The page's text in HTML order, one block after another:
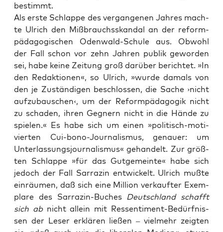
bestimmt.
Als ers­te Schlap­pe des ver­gan­ge­nen Jah­res mach­
te Ulrich den Miß­brauchs­skan­dal an der reform­
päd­ago­gi­schen Oden­wald-Schu­le aus. Obwohl
der Fall schon vor zehn Jah­ren publik gewor­den
sei, habe kei­ne Zei­tung groß dar­über berich­tet. »In
den Redak­tio­nen«, so Ulrich, »wur­de damals von
den je Zustän­di­gen beschlos­sen, die Sache ›nicht
auf­zu­bau­schen‹, um der Reform­päd­ago­gik nicht
zu scha­den, ihren Geg­nern nicht in die Hän­de zu
spie­len.« Es habe sich um einen »poli­tisch-moti­
vier­ten Cui-bono-Jour­na­lis­mus, genau­er: um
Unter­las­sungs­jour­na­lis­mus« gehan­delt. Zur größ­
ten Schlap­pe »für das Gut­ge­mein­te« habe sich
jedoch der Fall Sar­ra­zin ent­wi­ckelt. Ulrich muß­te
ein­räu­men, daß sich eine Mil­li­on ver­kauf­ter Exem­
pla­re des Sar­ra­zin-Buches Deutsch­land schafft
sich ab nicht allein mit Res­sen­ti­ment-Bedürf­nis­
sen der Leser erklä­ren lie­ßen – viel­mehr zeig­ten